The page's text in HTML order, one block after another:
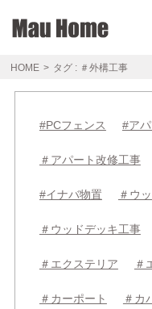
HOME > タグ : ＃外構工事
#PCフェンス #ア
＃アパート改修工事
#イナバ物置 ＃ウ
＃ウッドデッキ工事
＃エクステリア ＃
＃カーポート ＃カ